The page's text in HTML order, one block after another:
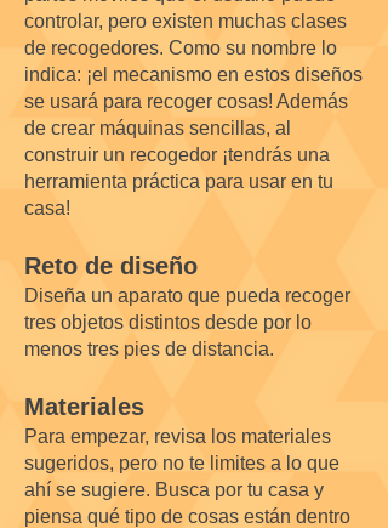
controlar, pero existen muchas clases
de recogedores. Como su nombre lo
indica: ¡el mecanismo en estos diseños
se usará para recoger cosas! Además
de crear máquinas sencillas, al
construir un recogedor ¡tendrás una
herramienta práctica para usar en tu
casa!
Reto de diseño
Diseña un aparato que pueda recoger
tres objetos distintos desde por lo
menos tres pies de distancia.
Materiales
Para empezar, revisa los materiales
sugeridos, pero no te limites a lo que
ahí se sugiere. Busca por tu casa y
piensa qué tipo de cosas están dentro